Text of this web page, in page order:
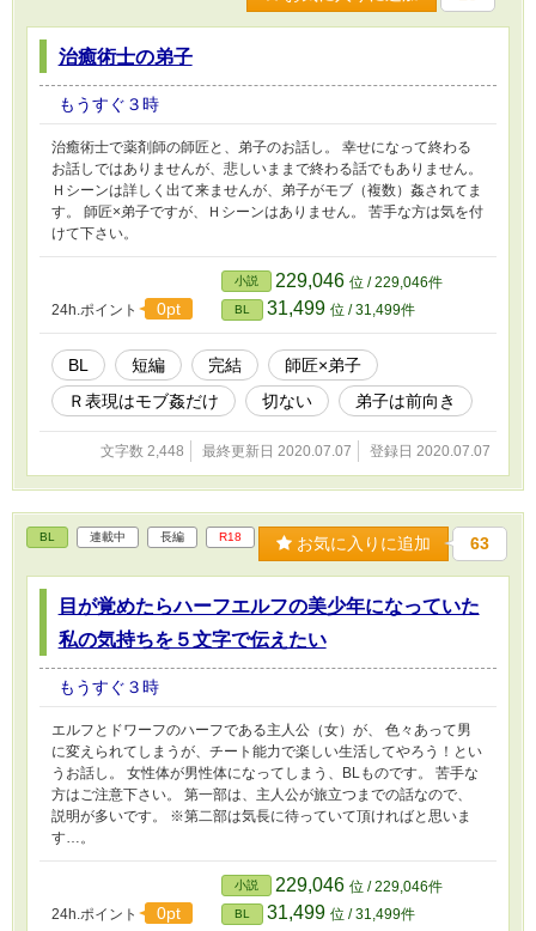
治癒術士の弟子
もうすぐ３時
治癒術士で薬剤師の師匠と、弟子のお話し。 幸せになって終わる
お話しではありませんが、悲しいままで終わる話でもありません。
Ｈシーンは詳しく出て来ませんが、弟子がモブ（複数）姦されてま
す。 師匠×弟子ですが、Ｈシーンはありません。 苦手な方は気を付
けて下さい。
24h.ポイント 0pt
小説 229,046 位 / 229,046件
BL 31,499 位 / 31,499件
BL 短編 完結
師匠×弟子
Ｒ表現はモブ姦だけ
切ない 弟子は前向き
文字数 2,448 最終更新日 2020.07.07 登録日 2020.07.07
BL 連載中 長編 R18 お気に入りに追加 63
目が覚めたらハーフエルフの美少年になっていた
私の気持ちを５文字で伝えたい
もうすぐ３時
エルフとドワーフのハーフである主人公（女）が、 色々あって男
に変えられてしまうが、チート能力で楽しい生活してやろう！とい
うお話し。 女性体が男性体になってしまう、BLものです。 苦手な
方はご注意下さい。 第一部は、主人公が旅立つまでの話なので、
説明が多いです。 ※第二部は気長に待っていて頂ければと思いま
す…。
24h.ポイント 0pt
小説 229,046 位 / 229,046件
BL 31,499 位 / 31,499件